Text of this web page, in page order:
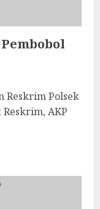
Reskrim Polsek
AKP